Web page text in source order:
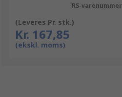
RS-varenummer
(Leveres Pr. stk.)
Kr. 167,85
(ekskl. moms)